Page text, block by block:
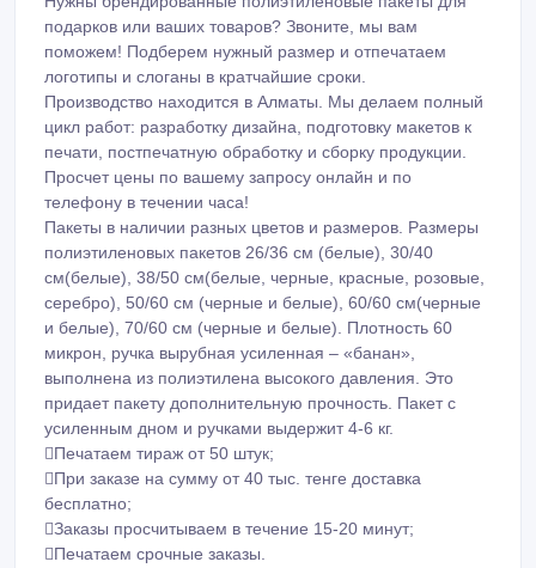
телефону в течении часа!
Пакеты в наличии разных цветов и размеров. Размеры
полиэтиленовых пакетов 26/36 см (белые), 30/40
см(белые), 38/50 см(белые, черные, красные, розовые,
серебро), 50/60 см (черные и белые), 60/60 см(черные
и белые), 70/60 см (черные и белые). Плотность 60
микрон, ручка вырубная усиленная – «банан»,
выполнена из полиэтилена высокого давления. Это
придает пакету дополнительную прочность. Пакет с
усиленным дном и ручками выдержит 4-6 кг.
Печатаем тираж от 50 штук;
При заказе на сумму от 40 тыс. тенге доставка
бесплатно;
Заказы просчитываем в течение 15-20 минут;
Печатаем срочные заказы.
Печатаем только на своих пакетах, т.к. они
подготовлены специально для того, чтобы на них
держалась краска.
Также печатаем на зип пакетах. Пакеты в наличии,
разные размеры. (печатаем только на своих пакетах).
Для размещения заказа необходим логотип в
программе Корел. Утверждение корпоративного цвета
обязательно. Стоимость пакетов с логотипом зависит от